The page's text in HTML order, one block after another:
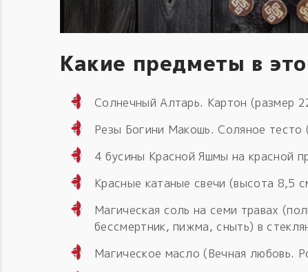
Какие предметы в
Солнечный Алтарь. Картон (размер
Резы Богини Макошь. Соляное
4 бусины Красной Яшмы на красной
Красные катаные свечи (высота 8,5
Магическая соль на семи травах
бессмертник, пижма, сныть) в
Магическое масло (Вечная любовь.